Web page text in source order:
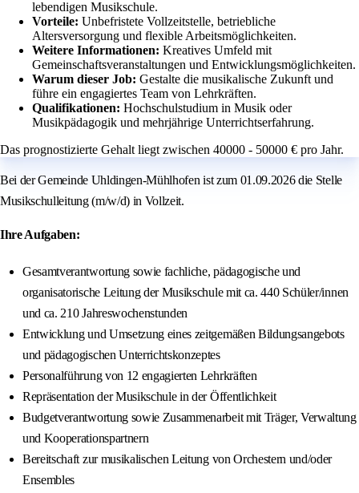
lebendigen Musikschule.
Vorteile: Unbefristete Vollzeitstelle, betriebliche
Altersversorgung und flexible Arbeitsmöglichkeiten.
Weitere Informationen: Kreatives Umfeld mit
Gemeinschaftsveranstaltungen und Entwicklungsmöglichkeiten.
Warum dieser Job: Gestalte die musikalische Zukunft und
führe ein engagiertes Team von Lehrkräften.
Qualifikationen: Hochschulstudium in Musik oder
Musikpädagogik und mehrjährige Unterrichtserfahrung.
Das prognostizierte Gehalt liegt zwischen 40000 - 50000 € pro Jahr.
Bei der Gemeinde Uhldingen-Mühlhofen ist zum 01.09.2026 die Stelle
Musikschulleitung (m/w/d) in Vollzeit.
Ihre Aufgaben:
Gesamtverantwortung sowie fachliche, pädagogische und
organisatorische Leitung der Musikschule mit ca. 440 Schüler/innen
und ca. 210 Jahreswochenstunden
Entwicklung und Umsetzung eines zeitgemäßen Bildungsangebots
und pädagogischen Unterrichtskonzeptes
Personalführung von 12 engagierten Lehrkräften
Repräsentation der Musikschule in der Öffentlichkeit
Budgetverantwortung sowie Zusammenarbeit mit Träger, Verwaltung
und Kooperationspartnern
Bereitschaft zur musikalischen Leitung von Orchestern und/oder
Ensembles